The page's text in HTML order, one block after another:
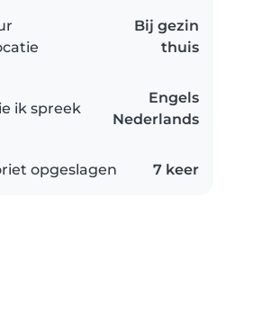
Bij gezin
thuis
ik spreek
Engels
Nederlands
opgeslagen 7 keer